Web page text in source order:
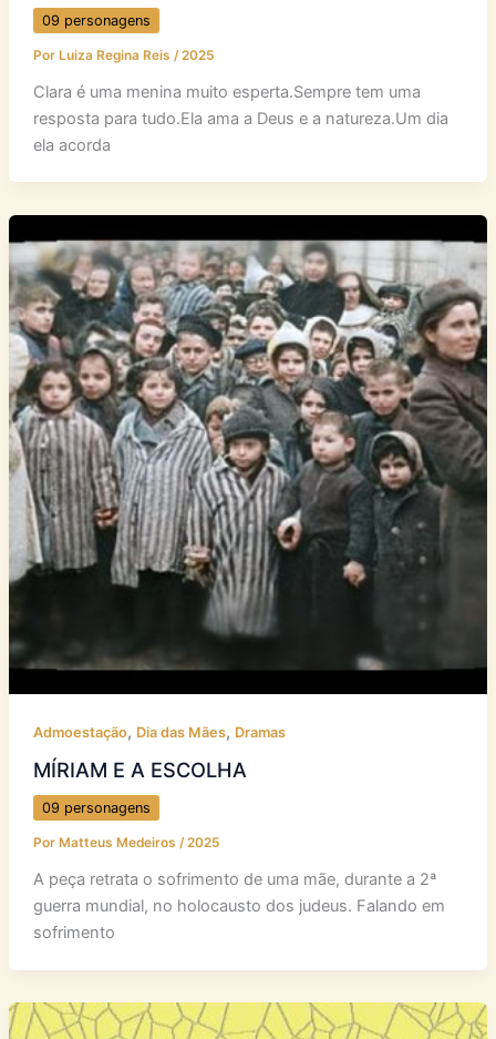
09 personagens
Por Luiza Regina Reis /2025
Clara é uma menina muito esperta.Sempre tem uma
resposta para tudo.Ela ama a Deus e a natureza.Um dia
ela acorda
Admoestação, Dia das Mães, Dramas
MÍRIAM E A ESCOLHA
09 personagens
Por Matteus Medeiros /2025
A peça retrata o sofrimento de uma mãe, durante a 2ª
guerra mundial, no holocausto dos judeus. Falando em
sofrimento